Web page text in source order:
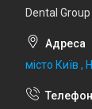
Dental Group
місто Київ